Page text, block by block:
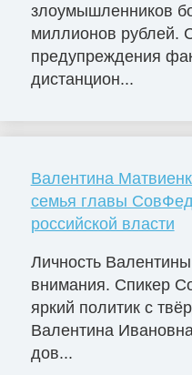
злоумышленников
миллионов рублей.
предупреждения
дистанцион...
Валентина
семья главы
российской власти
Личность
внимания. Спикер
яркий политик с
Валентина
дов...